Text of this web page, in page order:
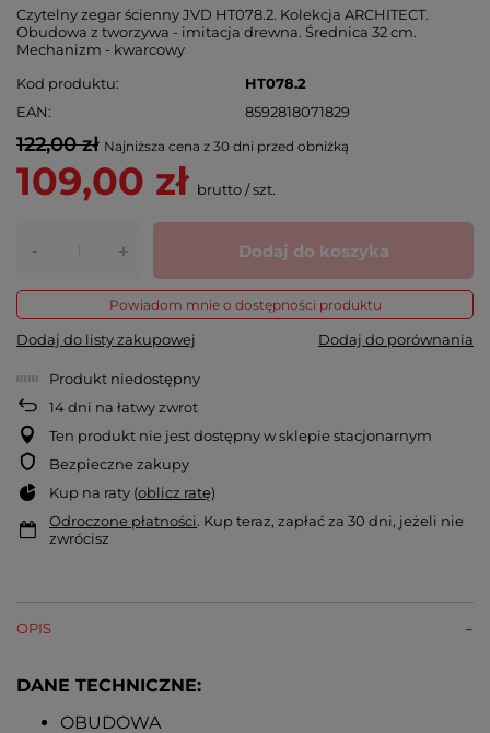
Czytelny zegar ścienny JVD HT078.2. Kolekcja ARCHITECT.
Obudowa z tworzywa - imitacja drewna. Średnica 32 cm.
Mechanizm - kwarcowy
Kod produktu
HT078.2
EAN
8592818071829
122,00 zł Najniższa cena z 30 dni przed obniżką
109,00 zł brutto/szt.
- + Dodaj do koszyka
Powiadom mnie o dostępności produktu
Dodaj do listy zakupowej Dodaj do porównania
Produkt niedostępny
14dni na łatwy zwrot
Ten produkt nie jest dostępny w sklepie stacjonarnym
Bezpieczne zakupy
Kup na raty (oblicz ratę)
Odroczone płatności. Kup teraz, zapłać za 30 dni, jeżeli nie
zwrócisz
OPIS
DANE TECHNICZNE:
OBUDOWA